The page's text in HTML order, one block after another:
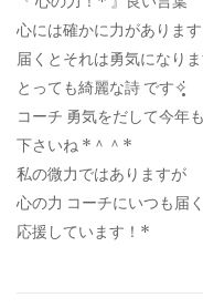
心には確かに力がありま
届くとそれは勇気になり
とっても綺麗な詩 です✧̣̥̇
コーチ 勇気をだして今年
下さいね *＾＾*
私の微力ではありますが
心の力 コーチにいつも届
応援しています！*